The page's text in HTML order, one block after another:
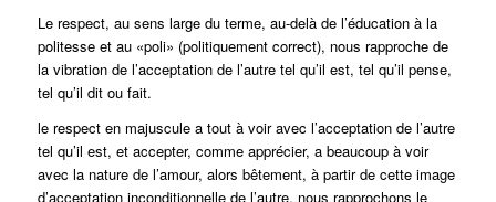
Le respect, au sens large du terme, au-delà de l’éducation à la
politesse et au «poli» (politiquement correct), nous rapproche de
la vibration de l’acceptation de l’autre tel qu’il est, tel qu’il pense,
tel qu’il dit ou fait.
le respect en majuscule a tout à voir avec l’acceptation de l’autre
tel qu’il est, et accepter, comme apprécier, a beaucoup à voir
avec la nature de l’amour, alors bêtement, à partir de cette image
d’acceptation inconditionnelle de l’autre, nous rapprochons le